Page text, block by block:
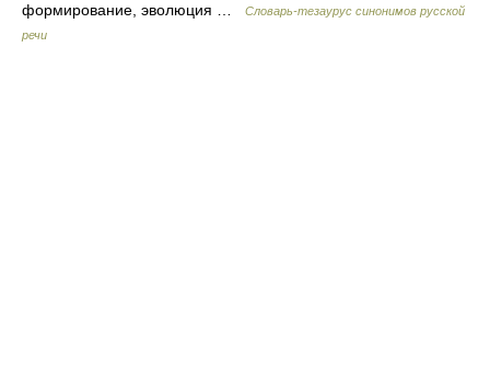
формирование, эволюция …
Словарь-тезаурус синонимов русской
речи